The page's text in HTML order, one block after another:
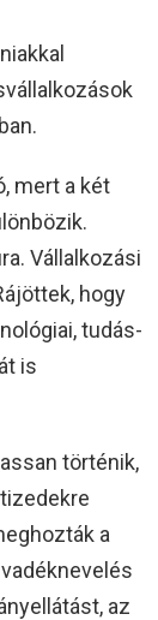
mert a két
Vállalkozási
hogy
tudás-
is
történik,
a
az